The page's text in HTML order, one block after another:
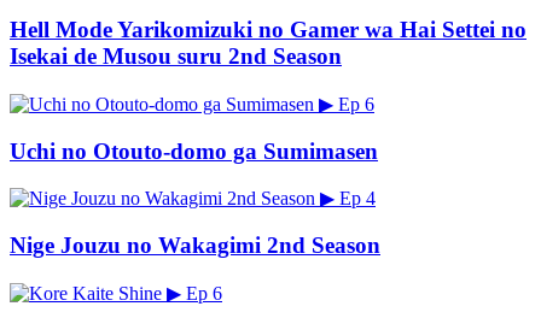
Hell Mode Yarikomizuki no Gamer wa Hai Settei no
Isekai de Musou suru 2nd Season
▶ Ep 6
Uchi no Otouto-domo ga Sumimasen
▶ Ep 4
Nige Jouzu no Wakagimi 2nd Season
▶ Ep 6